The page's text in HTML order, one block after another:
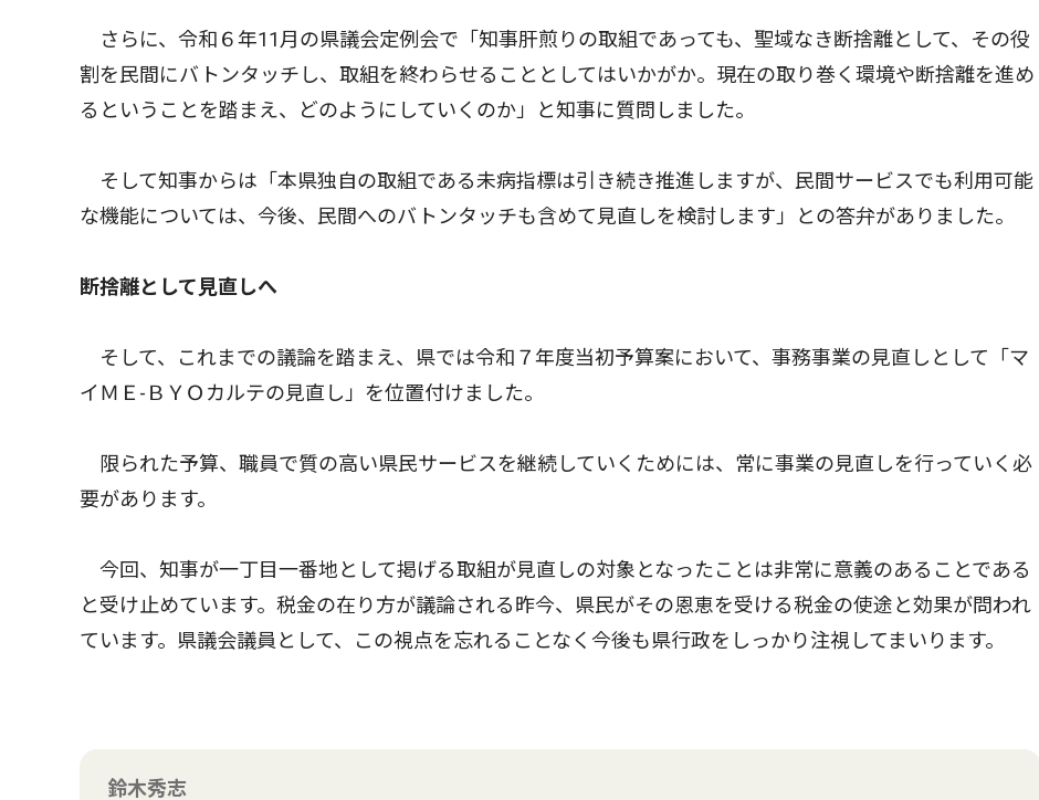
さらに、令和６年11月の県議会定例会で「知事肝煎りの取組であっても、聖域なき断捨離として、その役
割を民間にバトンタッチし、取組を終わらせることとしてはいかがか。現在の取り巻く環境や断捨離を進め
るということを踏まえ、どのようにしていくのか」と知事に質問しました。
そして知事からは「本県独自の取組である未病指標は引き続き推進しますが、民間サービスでも利用可能
な機能については、今後、民間へのバトンタッチも含めて見直しを検討します」との答弁がありました。
断捨離として見直しへ
そして、これまでの議論を踏まえ、県では令和７年度当初予算案において、事務事業の見直しとして「マ
イＭＥ-ＢＹＯカルテの見直し」を位置付けました。
限られた予算、職員で質の高い県民サービスを継続していくためには、常に事業の見直しを行っていく必
要があります。
今回、知事が一丁目一番地として掲げる取組が見直しの対象となったことは非常に意義のあることである
と受け止めています。税金の在り方が議論される昨今、県民がその恩恵を受ける税金の使途と効果が問われ
ています。県議会議員として、この視点を忘れることなく今後も県行政をしっかり注視してまいります。
鈴木秀志